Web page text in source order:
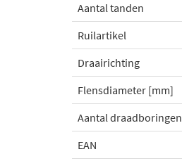
Aantal tanden
Ruilartikel
Draairichting
Flensdiameter [mm]
Aantal draadboringen
EAN